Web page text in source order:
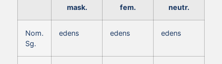
mask. fem. neutr.
Nom.
Sg.
edens edens edens